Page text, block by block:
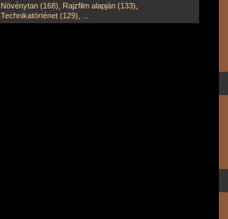
Növénytan (168), Rajzfilm alapján (133),
Technikatörténet (129),